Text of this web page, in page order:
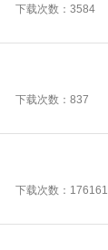
下载次数： 3584
下载次数： 837
下载次数： 176161